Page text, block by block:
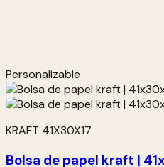
Personalizable
KRAFT 41X30X17
Bolsa de papel kraft |